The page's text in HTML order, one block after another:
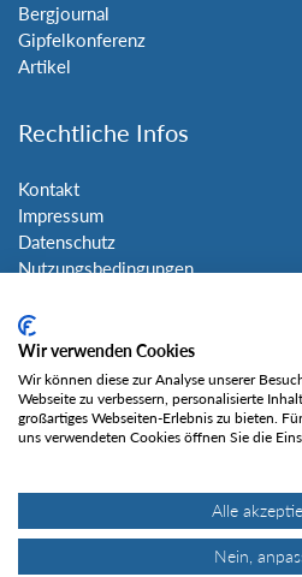
Bergjournal
Gipfelkonferenz
Artikel
Rechtliche Infos
Kontakt
Impressum
Datenschutz
Nutzungsbedingungen
Social Media
Gefällt mir
Wir verwenden Cookies
Wir können diese zur Analyse unserer
Webseite zu verbessern, personalisierte
großartiges Webseiten-Erlebnis zu bieten.
uns verwendeten Cookies öffnen Sie die
Alle
Nein,